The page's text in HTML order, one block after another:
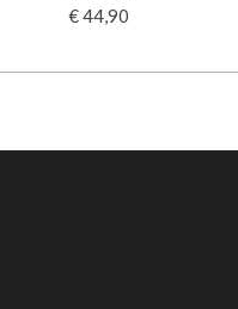
€ 44,90